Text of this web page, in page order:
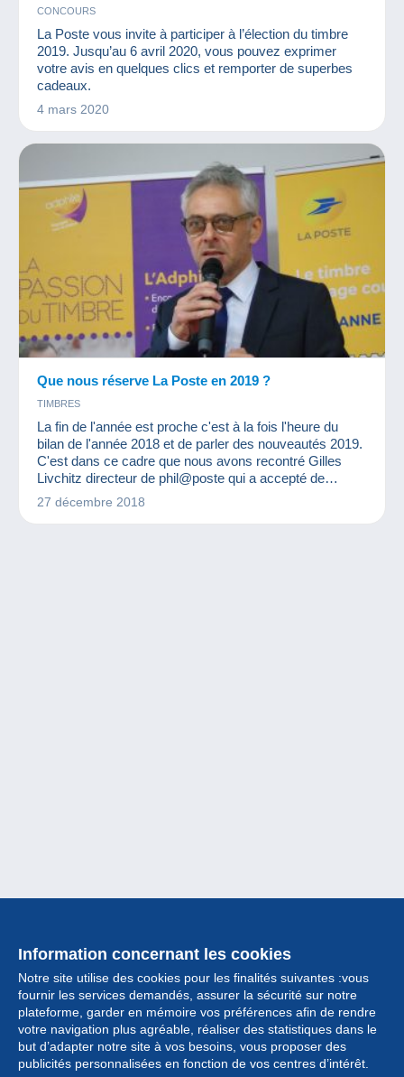
CONCOURS
La Poste vous invite à participer à l’élection du timbre
2019. Jusqu’au 6 avril 2020, vous pouvez exprimer
votre avis en quelques clics et remporter de superbes
cadeaux.
4 mars 2020
Que nous réserve La Poste en 2019 ?
TIMBRES
La fin de l'année est proche c'est à la fois l'heure du
bilan de l'année 2018 et de parler des nouveautés 2019.
C'est dans ce cadre que nous avons recontré Gilles
Livchitz directeur de phil@poste qui a accepté de
répondre à nos questions.
27 décembre 2018
Information concernant les cookies
Notre site utilise des cookies pour les finalités suivantes :vous
fournir les services demandés, assurer la sécurité sur notre
plateforme, garder en mémoire vos préférences afin de rendre
votre navigation plus agréable, réaliser des statistiques dans le
but d’adapter notre site à vos besoins, vous proposer des
publicités personnalisées en fonction de vos centres d’intérêt.
Collection